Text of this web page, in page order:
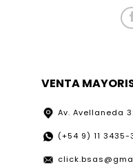
VENTA
Av. Avellaneda
(+54 9) 11 3435-